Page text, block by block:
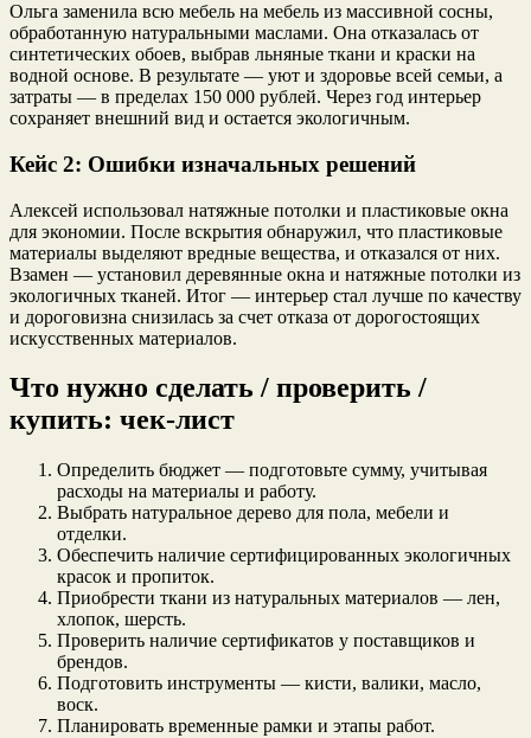
Ольга заменила всю мебель на мебель из массивной сосны,
обработанную натуральными маслами. Она отказалась от
синтетических обоев, выбрав льняные ткани и краски на
водной основе. В результате — уют и здоровье всей семьи, а
затраты — в пределах 150 000 рублей. Через год интерьер
сохраняет внешний вид и остается экологичным.
Кейс 2: Ошибки изначальных решений
Алексей использовал натяжные потолки и пластиковые окна
для экономии. После вскрытия обнаружил, что пластиковые
материалы выделяют вредные вещества, и отказался от них.
Взамен — установил деревянные окна и натяжные потолки из
экологичных тканей. Итог — интерьер стал лучше по качеству
и дороговизна снизилась за счет отказа от дорогостоящих
искусственных материалов.
Что нужно сделать / проверить /
купить: чек-лист
Определить бюджет — подготовьте сумму, учитывая
расходы на материалы и работу.
Выбрать натуральное дерево для пола, мебели и
отделки.
Обеспечить наличие сертифицированных экологичных
красок и пропиток.
Приобрести ткани из натуральных материалов — лен,
хлопок, шерсть.
Проверить наличие сертификатов у поставщиков и
брендов.
Подготовить инструменты — кисти, валики, масло,
воск.
Планировать временные рамки и этапы работ.